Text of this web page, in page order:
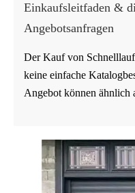
Einkaufsleitfaden &
Angebotsanfragen
Der Kauf von
keine einfache
Angebot können ähnlich
frequentierte
Angebotsanfrage muss
genau beschreiben,